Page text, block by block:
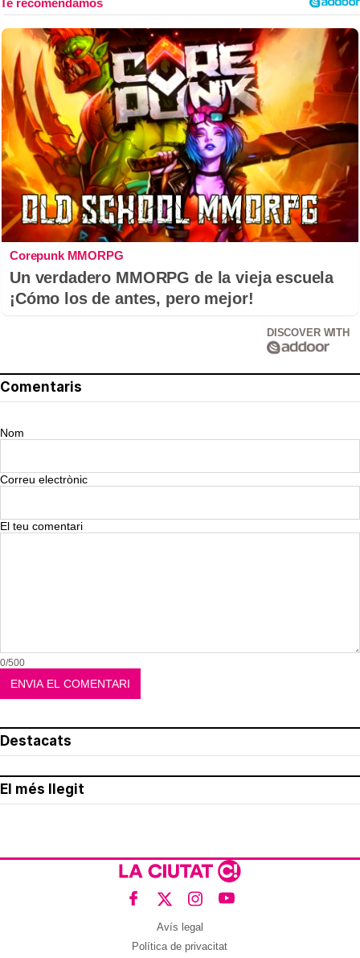
Corepunk MMORPG
Un verdadero MMORPG de la vieja escuela
¡Cómo los de antes, pero mejor!
DISCOVER WITH
Comentaris
Nom
Correu electrònic
El teu comentari
0/500
Destacats
El més llegit
Avís legal
Política de privacitat